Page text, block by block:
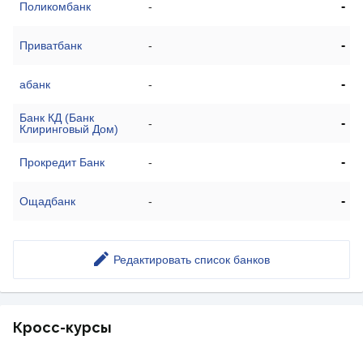
Поликомбанк - -
Приватбанк - -
абанк - -
Банк КД (Банк
Клиринговый Дом)
- -
Прокредит Банк - -
Ощадбанк - -
Редактировать список банков
Кросс-курсы